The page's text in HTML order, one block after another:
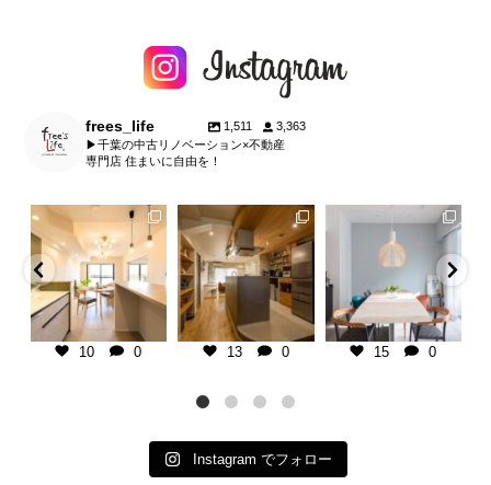
frees_life 1,511
3,363
▶︎千葉の中古リノベーション×不動産
専門店 住まいに自由を！
らし】
ンション
をベースにし
ンな住
を広く、置き
frees_life
千葉県の不動産×中古リノベ専門
店
＿＿＿＿＿＿＿＿＿＿＿＿＿＿＿
＿＿＿＿
ご相談・お見積りは @frees_life
└プロフィールリンクよりお気軽
に♪
└LINEで簡単相談もできます！
└お電話でも承ります
千葉県習志野市奏の杜1-2-6
10 0
frees_life
板張り天井で暮らしに温かみをプ
ラス。
マンションリノベーションなら、
古い空間も自分好みにアップデー
ト可能です。
千葉県の不動産×中古リノベ専門
店
＿＿＿＿＿＿＿＿＿＿＿＿＿＿＿
└プロフィールリンクよりお気軽
■...
13 0
frees_life
【子育て期を楽しむ家
107㎡/マンション/1SLDK
インテリアは、カラフルな
り入れた楽し気な雰囲気と
クカラーを用いた大人の雰
のミックスコーディネー
包み込むような柔らかなピ
15 0
Instagram でフォロー